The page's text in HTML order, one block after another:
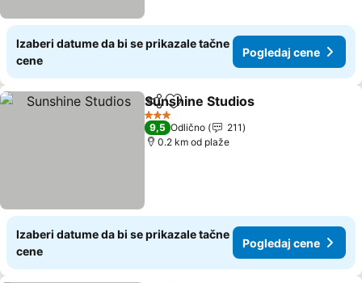
Izaberi datume da bi se prikazale tačne
cene
Pogledaj cene
Deli Dodati u favorite
Sunshine Studios
3 Zvezdice
9,5 Odlično
211
0.2 km od plaže
Izaberi datume da bi se prikazale tačne
cene
Pogledaj cene